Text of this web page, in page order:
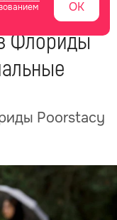
ОК
Флориды
Poorstacy